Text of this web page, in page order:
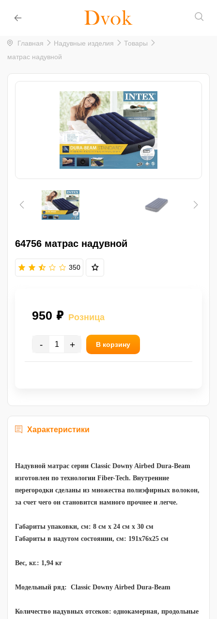
Главная Надувные изделия
Товары
матрас надувной
64756 матрас надувной
350
950 ₽ Розница
- + В корзину
Характеристики
Надувной матрас серии Classic Downy Airbed Dura-Beam
изготовлен по технологии Fiber-Tech. Внутренние
перегородки сделаны из множества полиэфирных волокон,
за счет чего он становится намного прочнее и легче.
Габариты упаковки, см: 8 см х 24 см х 30 см
Габариты в надутом состоянии, см: 191х76х25 см
Вес, кг.: 1,94 кг
Модельный ряд: Classic Downy Airbed Dura-Beam
Количество надувных отсеков: однокамерная, продольные